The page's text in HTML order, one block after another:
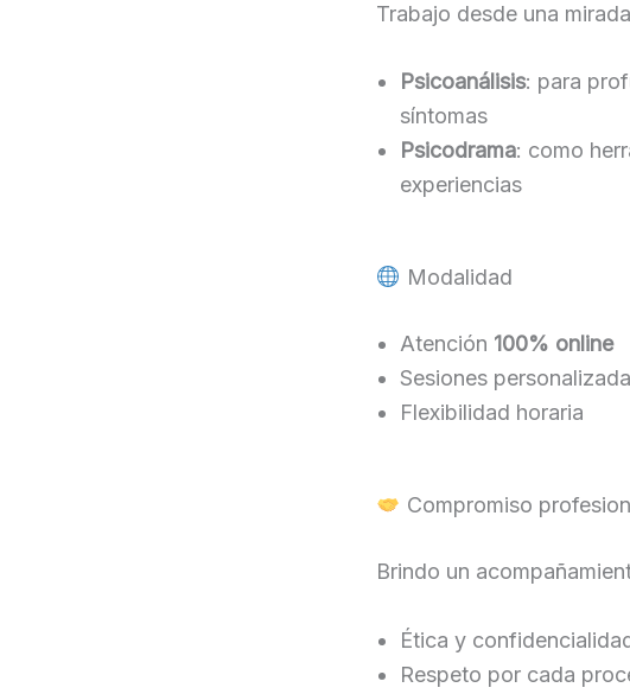
Trabajo desde una
Psicoanálisis: para
síntomas
Psicodrama: como
experiencias
Modalidad
Atención 100% online
Sesiones
Flexibilidad horaria
Compromiso
Brindo un
Ética y
Respeto por cada